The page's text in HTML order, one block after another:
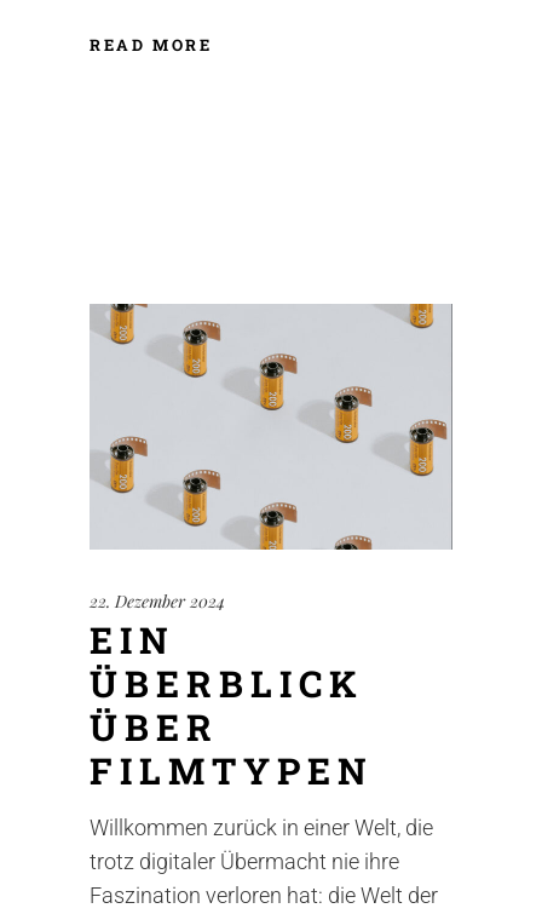
READ MORE
22. Dezember 2024
EIN
ÜBERBLICK
ÜBER
FILMTYPEN
Willkommen zurück in einer Welt, die
trotz digitaler Übermacht nie ihre
Faszination verloren hat: die Welt der